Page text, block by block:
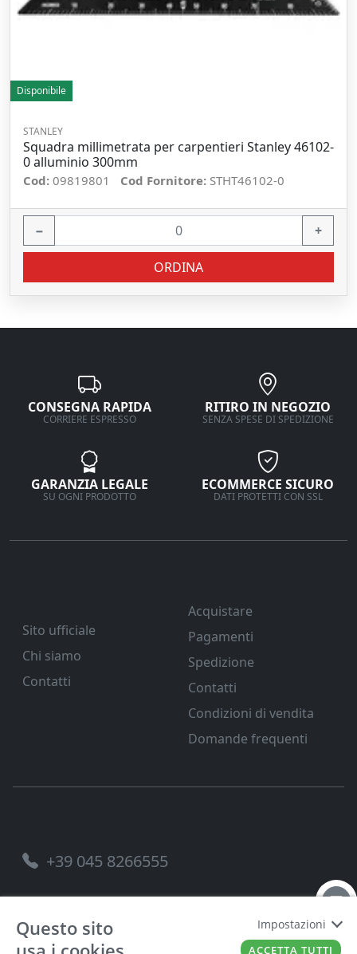
Disponibile
STANLEY
Squadra millimetrata per carpentieri Stanley 46102-
0 alluminio 300mm
Cod: 09819801 Cod Fornitore: STHT46102-0
− +
ORDINA
CONSEGNA RAPIDA
CORRIERE ESPRESSO
RITIRO IN NEGOZIO
SENZA SPESE DI SPEDIZIONE
GARANZIA LEGALE
SU OGNI PRODOTTO
ECOMMERCE SICURO
DATI PROTETTI CON SSL
Sito ufficiale
Chi siamo
Contatti
Acquistare
Pagamenti
Spedizione
Contatti
Condizioni di vendita
Domande frequenti
+39 045 8266555
FERRAMENTA VENETA SRL 00221490238
Questo sito
Impostazioni
ACCETTA TUTTI